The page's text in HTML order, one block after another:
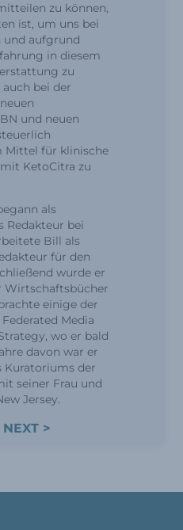
zu können,
ist, um uns bei
und aufgrund
in diesem
zu
bei der
und neuen
Mittel für klinische
KetoCitra zu
als
Redakteur bei
Bill als
für den
wurde er
Wirtschaftsbücher
einige der
Media
wo er bald
davon war er
Kuratoriums der
seiner Frau und
Jersey.
NEXT >